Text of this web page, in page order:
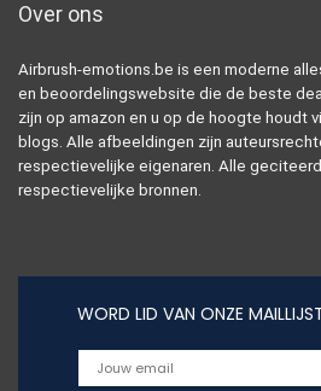
Over ons
Airbrush-emotions.be is een moderne
en beoordelingswebsite die de beste
zijn op amazon en u op de hoogte houdt
blogs. Alle afbeeldingen zijn
respectievelijke eigenaren. Alle
respectievelijke bronnen.
WORD LID VAN ONZE